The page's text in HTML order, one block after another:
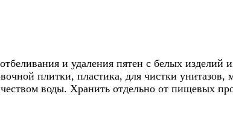
и удаления пятен с белых
плитки, пластика, для чистки
воды. Хранить отдельно от пищевых